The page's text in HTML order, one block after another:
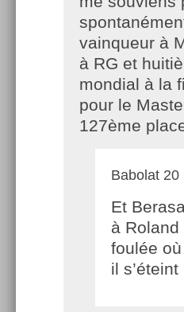
vainqueur à
à RG et
mondial à la
pour le
127ème
Babolat 20
Et
à
foulée
il